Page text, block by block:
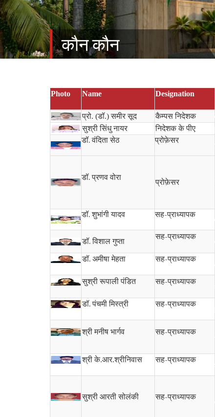
कौन कौन
Photo Name Designation
प्रो. (डॉ.) समीर सूद कैम्पस निदेशक
सुश्री सिंधु नायर
निदेशक के पीए
डॉ. वंदिता सेठ प्रोफ़ेसर
डॉ. प्रणव वोरा
प्रोफ़ेसर
डॉ. शुभांगी यादव सह-प्राध्यापक
डॉ.विशाल गुप्ता
सह-प्राध्यापक
डॉ. अमीषा मेहता सह-प्राध्यापक
सुश्री रूपाली पंडित सह-प्राध्यापक
डॉ.पंचमी मिस्त्री सह-प्राध्यापक
श्री मनीष भार्गव सह-प्राध्यापक
श्री के.आर.श्रीनिवास
सह-प्राध्यापक
सुश्री आरती सोलंकी सह-प्राध्यापक